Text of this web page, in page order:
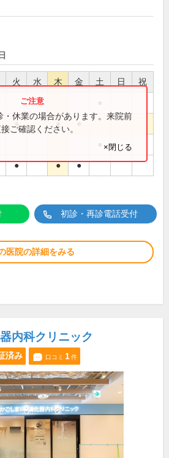
火 水 木 金 土 日 祝
● ● ●
● ● ●
・休業の場合があります。来院前
ご確認ください。
×閉じる
初診・再診電話受付
医院の詳細をみる
内科クリニック
済み 口コミ 1件